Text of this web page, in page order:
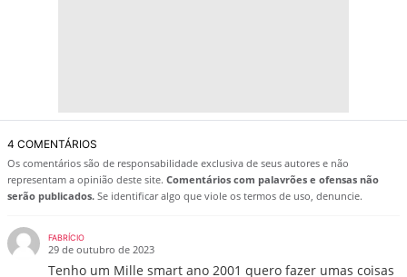
4 COMENTÁRIOS
Os comentários são de responsabilidade exclusiva de seus autores e não
representam a opinião deste site. Comentários com palavrões e ofensas não
serão publicados. Se identificar algo que viole os termos de uso, denuncie.
FABRÍCIO
29 de outubro de 2023
Tenho um Mille smart ano 2001 quero fazer umas coisas